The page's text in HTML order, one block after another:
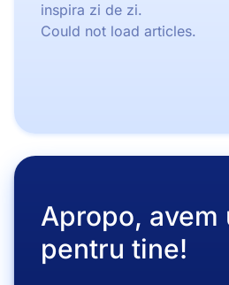
inspira zi de zi.
Could not load articles.
Apropo, avem
pentru tine!